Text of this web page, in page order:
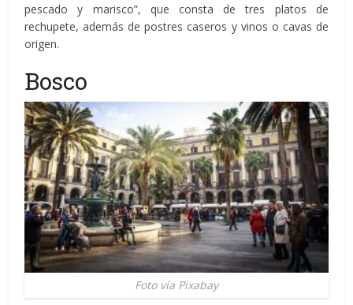
pescado y marisco”, que consta de tres platos de
rechupete, además de postres caseros y vinos o cavas de
origen.
Bosco
Foto vía Pixabay